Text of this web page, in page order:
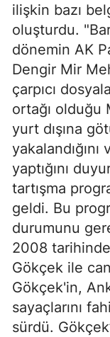
ilişkin bazı
oluşturdu.
dönemin AK
Dengir Mir
çarpıcı
ortağı olduğu
yurt dışına
yaptığını
tartışma
geldi. Bu
durumunu
2008
Gökçek ile
Gökçek'in,
sayaçlarını
sürdü.